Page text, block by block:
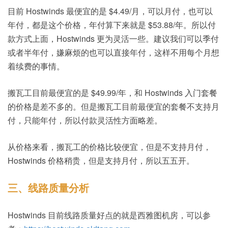
目前 Hostwinds 最便宜的是 $4.49/月，可以月付，也可以
年付，都是这个价格，年付算下来就是 $53.88/年。所以付
款方式上面，Hostwinds 更为灵活一些。建议我们可以季付
或者半年付，嫌麻烦的也可以直接年付，这样不用每个月想
着续费的事情。
搬瓦工目前最便宜的是 $49.99/年，和 Hostwinds 入门套餐
的价格是差不多的。但是搬瓦工目前最便宜的套餐不支持月
付，只能年付，所以付款灵活性方面略差。
从价格来看，搬瓦工的价格比较便宜，但是不支持月付，
Hostwinds 价格稍贵，但是支持月付，所以五五开。
三、线路质量分析
Hostwinds 目前线路质量好点的就是西雅图机房，可以参